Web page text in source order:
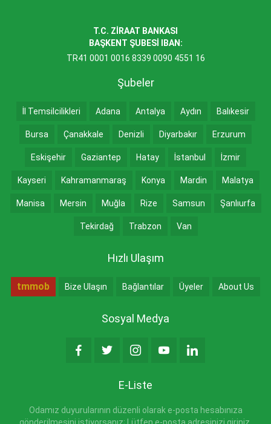
T.C. ZİRAAT BANKASI
BAŞKENT ŞUBESİ IBAN:
TR41 0001 0016 8339 0090 4551 16
Şubeler
İl Temsilcilikleri Adana Antalya Aydın Balıkesir
Bursa Çanakkale Denizli Diyarbakır Erzurum
Eskişehir Gaziantep Hatay İstanbul İzmir
Kayseri Kahramanmaraş Konya Mardin Malatya
Manisa Mersin Muğla Rize Samsun Şanlıurfa
Tekirdağ Trabzon Van
Hızlı Ulaşım
tmmob Bize Ulaşın Bağlantılar Üyeler About Us
Sosyal Medya
E-Liste
Odamız duyurularının düzenli olarak e-posta hesabınıza